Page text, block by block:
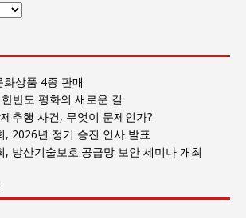
상품 4종 판매
반도 평화의 새로운 길
추행 사건, 무엇이 문제인가?
, 2026년 정기 승진 인사 발표
방산기술보호·공급망 보안 세미나 개최